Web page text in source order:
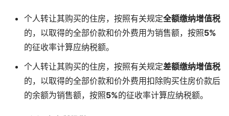
个人转让其购买的住房，按照有关规定全额缴纳增值税
的，以取得的全部价款和价外费用为销售额，按照5%
的征收率计算应纳税额。
个人转让其购买的住房，按照有关规定差额缴纳增值税
的，以取得的全部价款和价外费用扣除购买住房价款后
的余额为销售额，按照5%的征收率计算应纳税额。